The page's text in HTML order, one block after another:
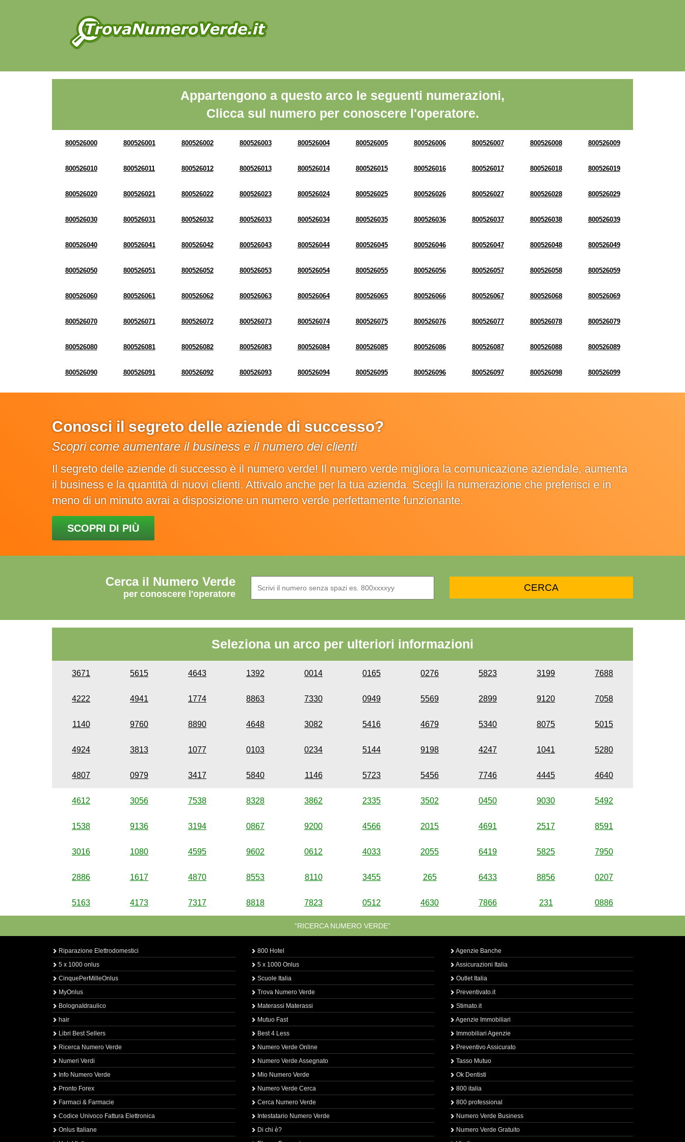
Appartengono a questo arco le seguenti numerazioni,
Clicca sul numero per conoscere l'operatore.
800526000 800526001 800526002 800526003 800526004 800526005 800526006 800526007 800526008 800526009
800526010 800526011 800526012 800526013 800526014 800526015 800526016 800526017 800526018 800526019
800526020 800526021 800526022 800526023 800526024 800526025 800526026 800526027 800526028 800526029
800526030 800526031 800526032 800526033 800526034 800526035 800526036 800526037 800526038 800526039
800526040 800526041 800526042 800526043 800526044 800526045 800526046 800526047 800526048 800526049
800526050 800526051 800526052 800526053 800526054 800526055 800526056 800526057 800526058 800526059
800526060 800526061 800526062 800526063 800526064 800526065 800526066 800526067 800526068 800526069
800526070 800526071 800526072 800526073 800526074 800526075 800526076 800526077 800526078 800526079
800526080 800526081 800526082 800526083 800526084 800526085 800526086 800526087 800526088 800526089
800526090 800526091 800526092 800526093 800526094 800526095 800526096 800526097 800526098 800526099
Conosci il segreto delle aziende di successo?
Scopri come aumentare il business e il numero dei clienti
Il segreto delle aziende di successo è il numero verde! Il numero verde migliora la comunicazione aziendale, aumenta
il business e la quantità di nuovi clienti. Attivalo anche per la tua azienda. Scegli la numerazione che preferisci e in
meno di un minuto avrai a disposizione un numero verde perfettamente funzionante.
SCOPRI DI PIÙ
Cerca il Numero Verde
per conoscere l'operatore
Seleziona un arco per ulteriori informazioni
3671 5615 4643 1392 0014 0165 0276 5823 3199 7688
4222 4941 1774 8863 7330 0949 5569 2899 9120 7058
1140 9760 8890 4648 3082 5416 4679 5340 8075 5015
4924 3813 1077 0103 0234 5144 9198 4247 1041 5280
4807 0979 3417 5840 1146 5723 5456 7746 4445 4640
4612 3056 7538 8328 3862 2335 3502 0450 9030 5492
1538 9136 3194 0867 9200 4566 2015 4691 2517 8591
3016 1080 4595 9602 0612 4033 2055 6419 5825 7950
2886 1617 4870 8553 8110 3455 265 6433 8856 0207
5163 4173 7317 8818 7823 0512 4630 7866 231 0886
“RICERCA NUMERO VERDE”
Riparazione Elettrodomestici
5 x 1000 onlus
CinquePerMilleOnlus
MyOnlus
BolognaIdraulico
hair
Libri Best Sellers
Ricerca Numero Verde
Numeri Verdi
Info Numero Verde
Pronto Forex
Farmaci & Farmacie
Codice Univoco Fattura Elettronica
Onlus Italiane
800 Hotel
5 x 1000 Onlus
Scuole Italia
Trova Numero Verde
Materassi Materassi
Mutuo Fast
Best 4 Less
Numero Verde Online
Numero Verde Assegnato
Mio Numero Verde
Numero Verde Cerca
Cerca Numero Verde
Intestatario Numero Verde
Di chi è?
Agenzie Banche
Assicurazioni Italia
Outlet Italia
Preventivato.it
Stimato.it
Agenzie Immobiliari
Immobiliari Agenzie
Preventivo Assicurato
Tasso Mutuo
Ok Dentisti
800 italia
800 professional
Numero Verde Business
Numero Verde Gratuito